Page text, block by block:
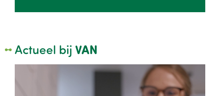
Actueel bij VAN